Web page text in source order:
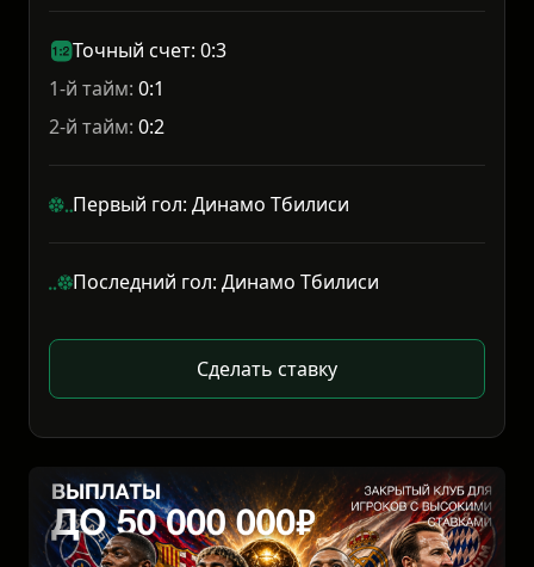
Точный счет: 0:3
1-й тайм: 0:1
2-й тайм: 0:2
Первый гол: Динамо Тбилиси
Последний гол: Динамо Тбилиси
Сделать ставку